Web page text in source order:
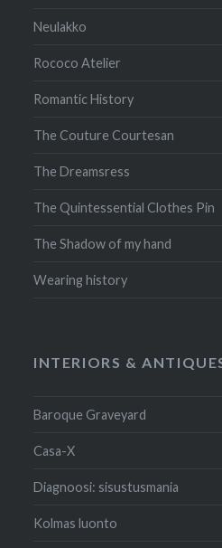
Neulakko
Rococo Atelier
Romantic History
The Couture Courtesan
The Dreamsress
The Quintessential Clothes Pin
The Shadow of my hand
Wearing history
INTERIORS &
Baroque Graveyard
Casa-X
Diagnoosi: sisustusmania
Kolmas luonto